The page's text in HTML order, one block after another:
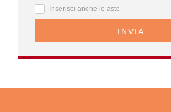
Inserisci anche le aste
INVIA